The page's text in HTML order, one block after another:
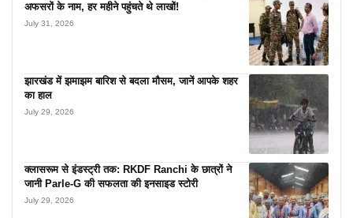
अफसरों के नाम, हर महीने पहुंचते थे लाखों!
July 31, 2026
झारखंड में झमाझम बारिश से बदला मौसम, जानें आपके शहर
का हाल
July 29, 2026
क्लासरूम से इंडस्ट्री तक: RKDF Ranchi के छात्रों ने
जानी Parle-G की सफलता की इनसाइड स्टोरी
July 29, 2026